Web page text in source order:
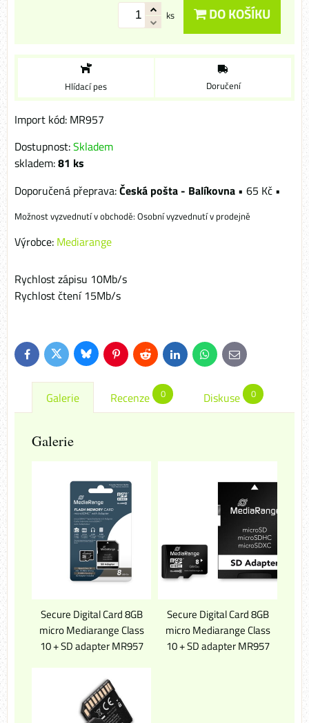
ks DO KOŠÍKU
Hlídací pes Doručení
Import kód: MR957
Dostupnost:Skladem
skladem:81 ks
Česká pošta - Balíkovna • 65 Kč •
Osobní vyzvednutí v prodejně
Výrobce: Mediarange
Rychlost zápisu 10Mb/s
Rychlost čtení 15Mb/s
FacebookTwitterBlueskyPinterestReddit LinkedInWhatsApp
E-
mail
Galerie Recenze 0 Diskuse 0
Galerie
Secure Digital Card 8GB
micro Mediarange Class
10 + SD adapter MR957
Secure Digital Card 8GB
micro Mediarange Class
10 + SD adapter MR957